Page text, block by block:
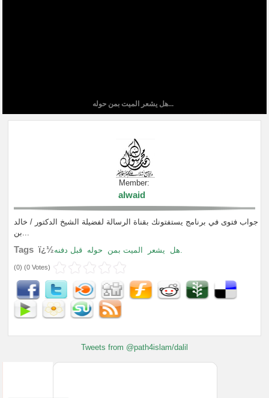
هل يشعر الميت بمن حوله...
Member:
alwaid
جواب فتوى في برنامج يستفتونك بقناة الرسالة لفضيلة الشيخ الدكتور / خالد
بن...
Tags ï¿½ هل يشعر الميت بمن حوله قبل دفنه.
(0) (0 Votes)
Tweets from @path4islam/dalil